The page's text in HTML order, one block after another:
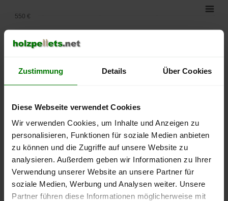
Zustimmung Details Über Cookies
Diese Webseite verwendet Cookies
Wir verwenden Cookies, um Inhalte und Anzeigen zu
personalisieren, Funktionen für soziale Medien anbieten
zu können und die Zugriffe auf unsere Website zu
analysieren. Außerdem geben wir Informationen zu Ihrer
Verwendung unserer Website an unsere Partner für
soziale Medien, Werbung und Analysen weiter. Unsere
Partner führen diese Informationen möglicherweise mit
lose Ware Sackware
September
2025
Januar
2026
Mai
2026
250 €
300 €
350 €
400 €
500 €
550 €